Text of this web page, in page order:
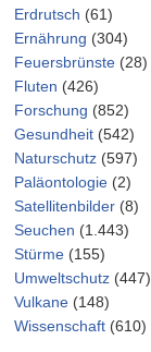
Erdrutsch (61)
Ernährung (304)
Feuersbrünste (28)
Fluten (426)
Forschung (852)
Gesundheit (542)
Naturschutz (597)
Paläontologie (2)
Satellitenbilder (8)
Seuchen (1.443)
Stürme (155)
Umweltschutz (447)
Vulkane (148)
Wissenschaft (610)